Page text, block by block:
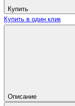
Купить
Купить в один клик
Описание